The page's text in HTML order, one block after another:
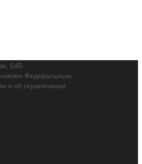
54Б.
Федеральным
и об ограничении